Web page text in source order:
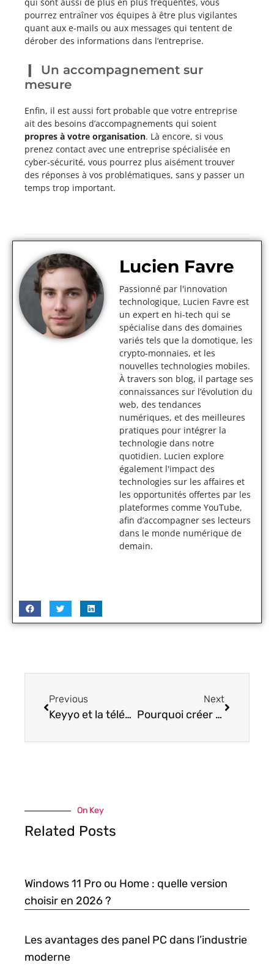
pourrez entraîner vos équipes à être plus vigilantes
quant aux e-mails ou aux messages qui tentent de
dérober des informations dans l’entreprise.
Un accompagnement sur
mesure
Enfin, il est aussi fort probable que votre entreprise
ait des besoins d’accompagnements qui soient
propres à votre organisation. Là encore, si vous
prenez contact avec une entreprise spécialisée en
cyber-sécurité, vous pourrez plus aisément trouver
des réponses à vos problématiques, sans y passer un
temps trop important.
Lucien Favre
Passionné par l'innovation
technologique, Lucien Favre est
un expert en hi-tech qui se
spécialise dans des domaines
variés tels que la domotique, les
crypto-monnaies, et les
nouvelles technologies mobiles.
À travers son blog, il partage ses
connaissances sur l’évolution du
web, des tendances
numériques, et des meilleures
pratiques pour intégrer la
technologie dans notre
quotidien. Lucien explore
également l'impact des
technologies sur les affaires et
les opportunités offertes par les
plateformes comme YouTube,
afin d’accompagner ses lecteurs
dans le monde numérique de
demain.
Previous
Keyyo et la téléphonie d’entreprise : simplifiez votre communication agile
Next
Pourquoi créer un compte EBP simplifie votre gestion au quotidien ?
On Key
Related Posts
Windows 11 Pro ou Home : quelle version
choisir en 2026 ?
Les avantages des panel PC dans l’industrie
moderne